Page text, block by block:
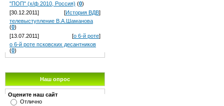
"ПОП" (х/ф 2010, Россия) (0)
[30.12.2011]
[История ВДВ]
телевыступление В.А.Шаманова
(0)
[13.07.2011]
[о 6-й роте]
о 6-й роте псковских десантников
(0)
Наш опрос
Оцените наш сайт
Отлично